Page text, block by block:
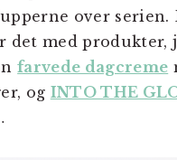
over
det med produkter,
farvede dagcreme
og INTO THE